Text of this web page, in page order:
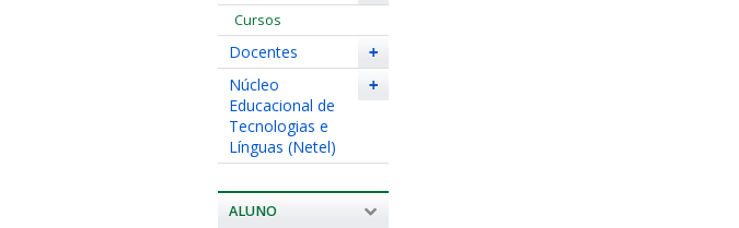
Cursos
+
Docentes
+
Núcleo
Educacional de
Tecnologias e
Línguas (Netel)
ALUNO